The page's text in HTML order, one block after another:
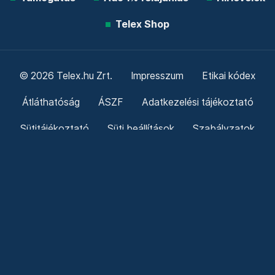
Telex Shop
© 2026 Telex.hu Zrt. Impresszum Etikai kódex
Átláthatóság ÁSZF Adatkezelési tájékoztató
Sütitájékoztató Süti beállítások Szabályzatok